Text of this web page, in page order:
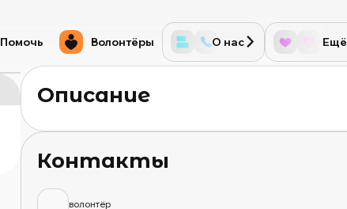
Помочь Волонтёры О нас Ещё
Описание
Контакты
волонтёр